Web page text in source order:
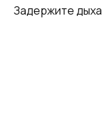
Задержите